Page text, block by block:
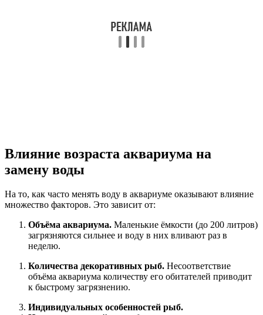
Влияние возраста аквариума на
замену воды
На то, как часто менять воду в аквариуме оказывают влияние
множество факторов. Это зависит от:
Объёма аквариума. Маленькие ёмкости (до 200 литров)
загрязняются сильнее и воду в них вливают раз в
неделю.
Количества декоративных рыб. Несоответствие
объёма аквариума количеству его обитателей приводит
к быстрому загрязнению.
Индивидуальных особенностей рыб.